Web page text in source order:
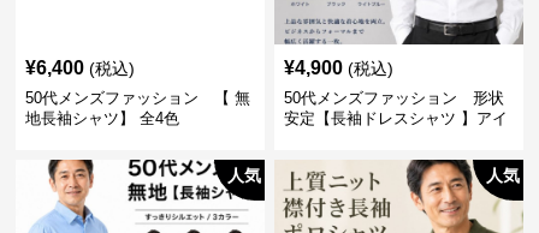
¥6,400 (税込)
50代メンズファッション 【 無
地長袖シャツ】 全4色
¥4,900 (税込)
50代メンズファッション 形状
安定【長袖ドレスシャツ 】アイ
人気 人気